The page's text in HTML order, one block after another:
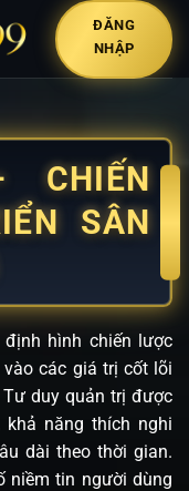
ĐĂNG
NHẬP
CHIẾN
SÂN
hình chiến lược
các giá trị cốt lõi
duy quản trị được
năng thích nghi
dài theo thời gian.
niềm tin người dùng